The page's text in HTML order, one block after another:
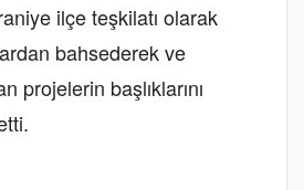
ilçe teşkilatı olarak
bahsederek ve
projelerin başlıklarını